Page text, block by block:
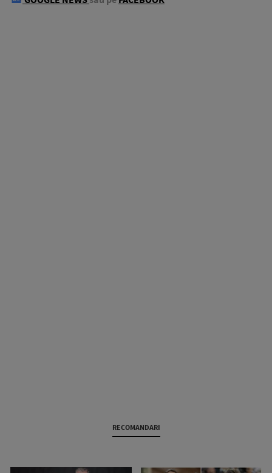
RECOMANDARI